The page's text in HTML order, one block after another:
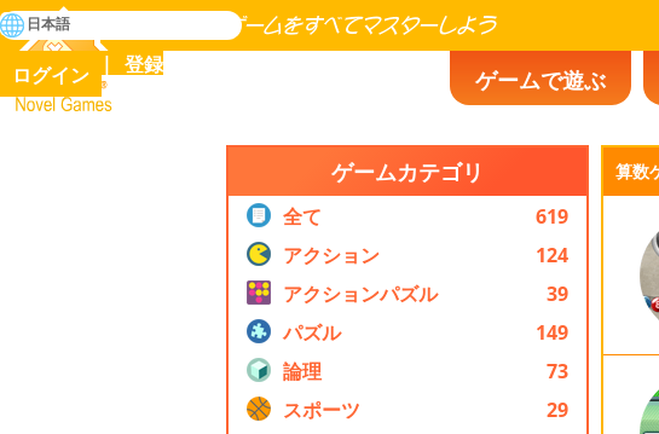
Novel Games
人類の歴史に存在するゲームをすべてマスターしよう
検
索
ゲームで遊ぶ
ログイン 登録
日本語
ゲームカテゴリ
全て
619
アクション
124
アクションパズル
39
パズル
149
論理
73
スポーツ
29
算数